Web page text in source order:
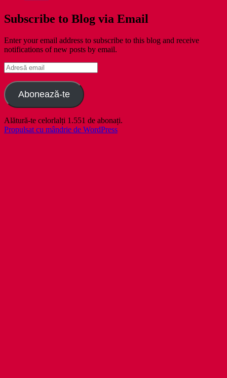
Subscribe to Blog via Email
Enter your email address to subscribe to this blog and receive
notifications of new posts by email.
Adresă
email
Abonează-te
Alătură-te celorlalți 1.551 de abonați.
Propulsat cu mândrie de WordPress